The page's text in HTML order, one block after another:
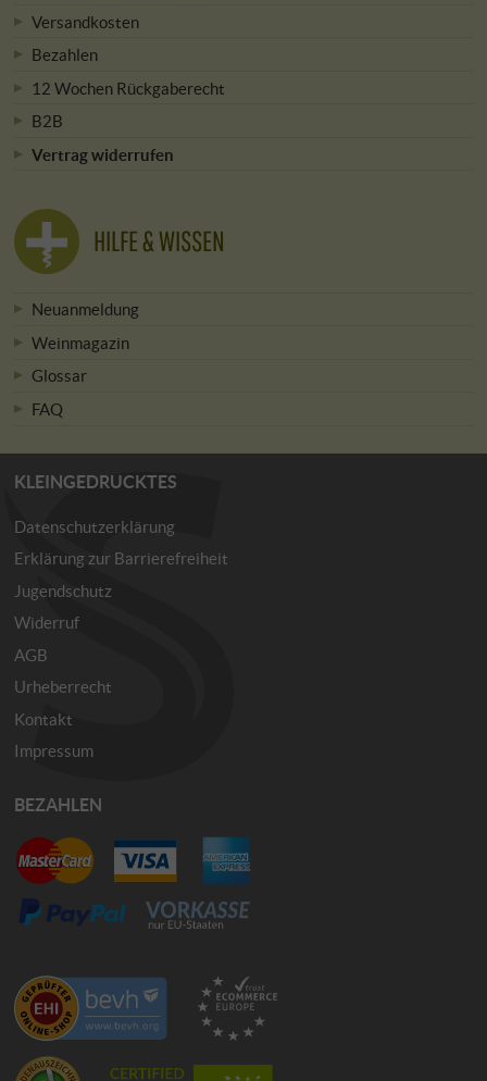
Versandkosten
Bezahlen
12 Wochen Rückgaberecht
B2B
Vertrag widerrufen
HILFE & WISSEN
Neuanmeldung
Weinmagazin
Glossar
FAQ
KLEINGEDRUCKTES
Datenschutzerklärung
Erklärung zur Barrierefreiheit
Jugendschutz
Widerruf
AGB
Urheberrecht
Kontakt
Impressum
BEZAHLEN